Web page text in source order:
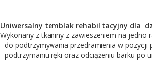
Uniwersalny temblak rehabilitacyjny dla
Wykonany z tkaniny z zawieszeniem na jedno
- do podtrzymywania przedramienia w pozycji
- podtrzymaniu ręki oraz odciążeniu barku po